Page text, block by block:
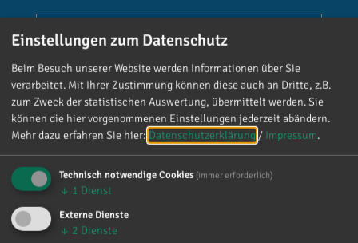
Gefällt mir
Reinhard Brandl
vor 2 Tagenvia facebook
Mein meistgenutztes Wort am Samstag war:
„Danke!“ 😊 Vielen Dank für die zahlreichen
Einstellungen zum Datenschutz
Beim Besuch unserer Website werden Informationen über Sie
verarbeitet. Mit Ihrer Zustimmung können diese auch an Dritte, z.B.
zum Zweck der statistischen Auswertung, übermittelt werden. Sie
können die hier vorgenommenen Einstellungen jederzeit abändern.
Mehr dazu erfahren Sie hier: Datenschutzerklärung / Impressum.
Technisch notwendige Cookies (immer erforderlich)
↓ 1 Dienst
Externe Dienste
↓ 2 Dienste